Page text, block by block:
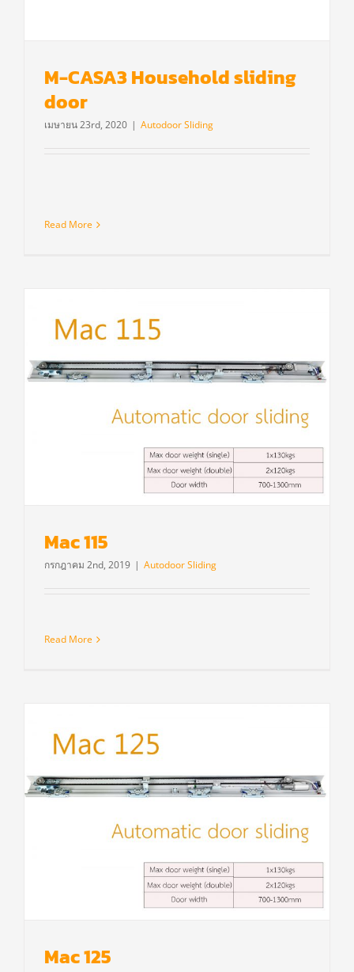
M-CASA3 Household sliding
door
เมษายน 23rd, 2020 | Autodoor Sliding
Read More
Mac 115
กรกฎาคม 2nd, 2019 | Autodoor Sliding
Read More
Mac 125